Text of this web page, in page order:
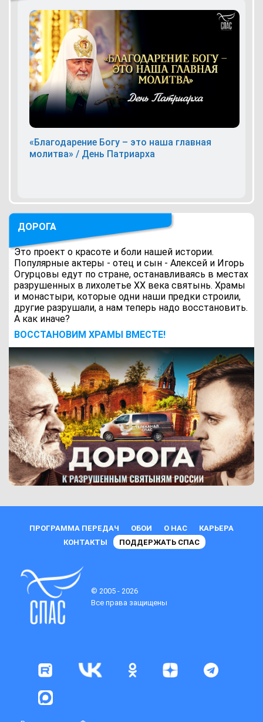
«Благодарение Богу – это наша главная
молитва» / День Патриарха
ДОРОГА
Это проект о красоте и боли нашей истории.
Популярные актеры - отец и сын - Алексей и Игорь
Огурцовы едут по стране, останавливаясь в местах
разрушенных в лихолетье ХХ века святынь. Храмы
и монастыри, которые одни наши предки строили,
другие разрушали, а нам теперь надо восстановить.
А как иначе?
ВОCСТАНОВИМ ХРАМЫ ВМЕСТЕ!
ПРОГРАММА ПЕРЕДАЧ ОБОИ О НАС
КАРЬЕРА
КОНТАКТЫ
ПОДДЕРЖАТЬ СПАС
© 2005 - 2026
Все права защищены